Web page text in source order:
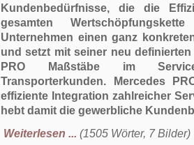
Kundenbedürfnisse, die die
gesamten
Unternehmen einen ganz
und setzt mit seiner neu
PRO Maßstäbe im
Transporterkunden. Mercedes
effiziente Integration zahlreicher
hebt damit die gewerbliche
Weiterlesen ... (1505 Wörter, 7 Bilder)